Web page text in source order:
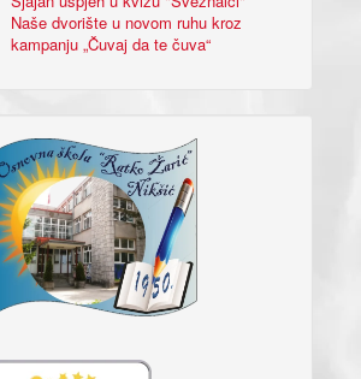
Naše dvorište u novom ruhu kroz
kampanju „Čuvaj da te čuva“